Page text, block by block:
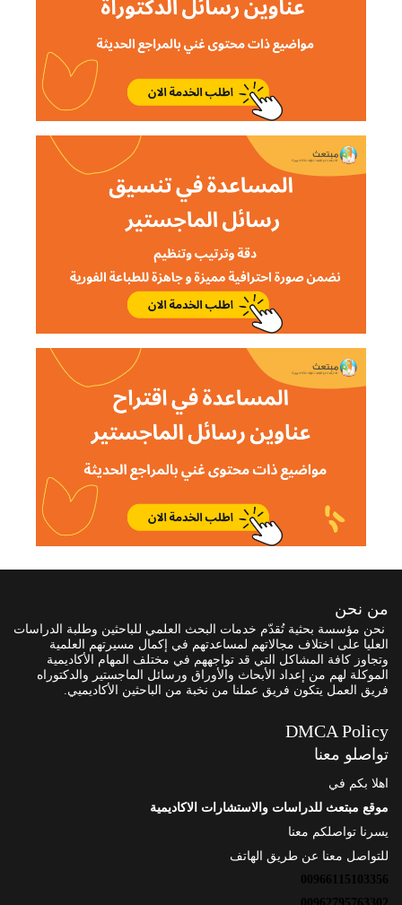
من نحن
نحن مؤسسة بحثية تُقدّم خدمات البحث العلمي للباحثين وطلبة الدراسات
العليا على اختلاف مجالاتهم لمساعدتهم في إكمال مسيرتهم العلمية
وتجاوز كافة المشاكل التي قد تواجههم في مختلف المهام الأكاديمية
الموكلة لهم من إعداد الأبحاث والأوراق ورسائل الماجستير والدكتوراه
فريق العمل يتكون فريق عملنا من نخبة من الباحثين الأكاديميي.
DMCA Policy
تواصلو معنا
اهلا بكم في
موقع مبتعث للدراسات والاستشارات الاكاديمية
يسرنا تواصلكم معنا
للتواصل معنا عن طريق الهاتف
00966115103356